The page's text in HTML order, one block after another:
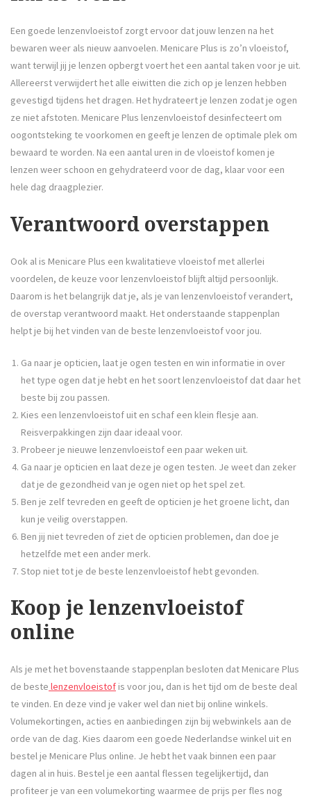
Een goede lenzenvloeistof zorgt ervoor dat jouw lenzen na het
bewaren weer als nieuw aanvoelen. Menicare Plus is zo’n vloeistof,
want terwijl jij je lenzen opbergt voert het een aantal taken voor je uit.
Allereerst verwijdert het alle eiwitten die zich op je lenzen hebben
gevestigd tijdens het dragen. Het hydrateert je lenzen zodat je ogen
ze niet afstoten. Menicare Plus lenzenvloeistof desinfecteert om
oogontsteking te voorkomen en geeft je lenzen de optimale plek om
bewaard te worden. Na een aantal uren in de vloeistof komen je
lenzen weer schoon en gehydrateerd voor de dag, klaar voor een
hele dag draagplezier.
Verantwoord overstappen
Ook al is Menicare Plus een kwalitatieve vloeistof met allerlei
voordelen, de keuze voor lenzenvloeistof blijft altijd persoonlijk.
Daarom is het belangrijk dat je, als je van lenzenvloeistof verandert,
de overstap verantwoord maakt. Het onderstaande stappenplan
helpt je bij het vinden van de beste lenzenvloeistof voor jou.
Ga naar je opticien, laat je ogen testen en win informatie in over
het type ogen dat je hebt en het soort lenzenvloeistof dat daar het
beste bij zou passen.
Kies een lenzenvloeistof uit en schaf een klein flesje aan.
Reisverpakkingen zijn daar ideaal voor.
Probeer je nieuwe lenzenvloeistof een paar weken uit.
Ga naar je opticien en laat deze je ogen testen. Je weet dan zeker
dat je de gezondheid van je ogen niet op het spel zet.
Ben je zelf tevreden en geeft de opticien je het groene licht, dan
kun je veilig overstappen.
Ben jij niet tevreden of ziet de opticien problemen, dan doe je
hetzelfde met een ander merk.
Stop niet tot je de beste lenzenvloeistof hebt gevonden.
Koop je lenzenvloeistof
online
Als je met het bovenstaande stappenplan besloten dat Menicare Plus
de beste lenzenvloeistof is voor jou, dan is het tijd om de beste deal
te vinden. En deze vind je vaker wel dan niet bij online winkels.
Volumekortingen, acties en aanbiedingen zijn bij webwinkels aan de
orde van de dag. Kies daarom een goede Nederlandse winkel uit en
bestel je Menicare Plus online. Je hebt het vaak binnen een paar
dagen al in huis. Bestel je een aantal flessen tegelijkertijd, dan
profiteer je van een volumekorting waarmee de prijs per fles nog